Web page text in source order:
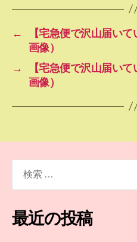
←
【宅急便で沢山届い
画像）
→
【宅急便で沢山届い
画像）
象:
最近の投稿